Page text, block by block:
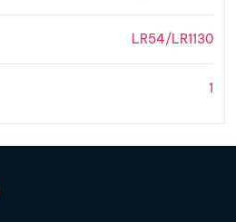
LR54/LR1130
1